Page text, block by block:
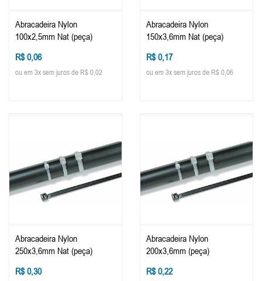
Abracadeira Nylon
100x2,5mm Nat (peça)
R$ 0,06
ou em 3x sem juros de R$ 0,02
Abracadeira Nylon
150x3,6mm Nat (peça)
R$ 0,17
ou em 3x sem juros de R$ 0,06
Abracadeira Nylon
250x3,6mm Nat (peça)
R$ 0,30
Abracadeira Nylon
200x3,6mm (peça)
R$ 0,22